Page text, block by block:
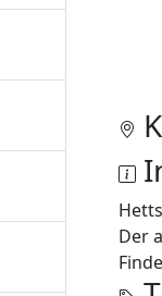
Der